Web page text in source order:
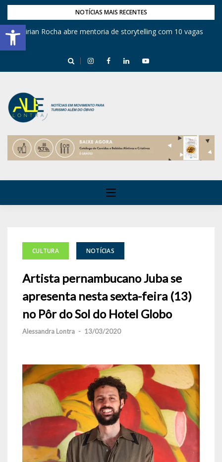
Barra de Ferramentas Aberta
NOTÍCIAS MAIS RECENTES
Mirian Rocha abre mentoria de storytelling com 10 vagas
CULTURA NOTÍCIAS
Artista pernambucano Juba se
apresenta nesta sexta-feira (13)
no Pôr do Sol do Hotel Globo
Alessandra Lontra - 13/03/2020